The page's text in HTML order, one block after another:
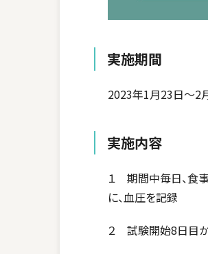
実施期間
2023年1月23日～2
実施内容
１ 期間中毎日、食事
に、血圧を記録
２ 試験開始8日目か